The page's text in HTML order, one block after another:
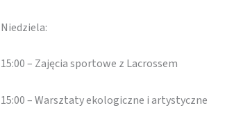
Niedziela:
15:00 – Zajęcia sportowe z Lacrossem
15:00 – Warsztaty ekologiczne i artystyczne